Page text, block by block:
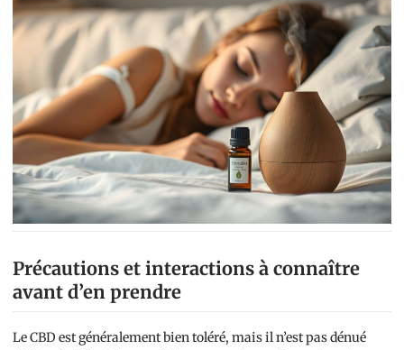
Précautions et interactions à connaître
avant d’en prendre
Le CBD est généralement bien toléré, mais il n’est pas dénué